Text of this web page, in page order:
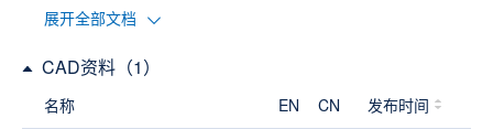
展开全部文档
CAD资料（1）
名称 EN CN 发布时间